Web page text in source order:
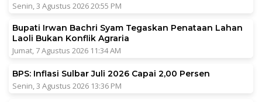
Senin, 3 Agustus 2026 20:55 PM
Bupati Irwan Bachri Syam Tegaskan Penataan Lahan
Laoli Bukan Konflik Agraria
Jumat, 7 Agustus 2026 11:34 AM
BPS: Inflasi Sulbar Juli 2026 Capai 2,00 Persen
Senin, 3 Agustus 2026 13:36 PM